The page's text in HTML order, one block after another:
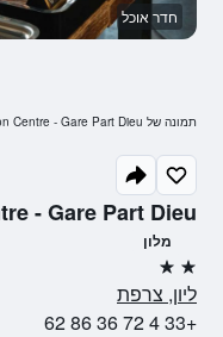
- Gare Part Dieu
מלון
2 כוכבים
ליון, צרפת
+33 4 72 36 86 62
חדר אוכל
תמונה של Premiere Classe Lyon Centre - Gare Part Dieu